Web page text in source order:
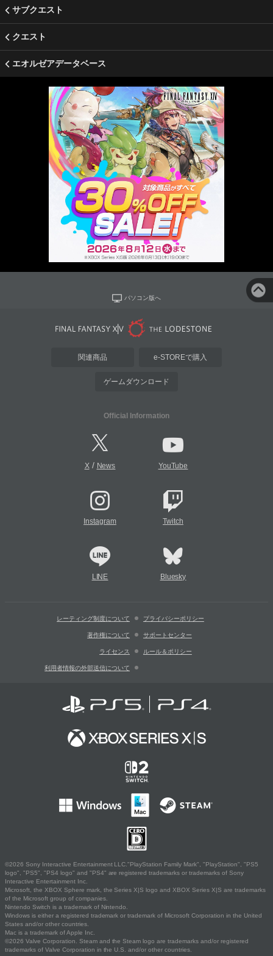
サブクエスト
クエスト
エオルゼアデータベース
パソコン版へ
関連商品 e-STOREで購入
ゲームダウンロード
Official Information
X/ News YouTube
Instagram Twitch
LINE Bluesky
レーティング制度について プライバシーポリシー
著作権について サポートセンター
ライセンス ルール＆ポリシー
利用者情報の外部送信について
©2026 Sony Interactive Entertainment LLC."PlayStation Family Mark", "PlayStation", "PS5
logo", "PS5", "PS4 logo" and "PS4" are registered trademarks or trademarks of Sony
Interactive Entertainment Inc.
Microsoft, the XBOX Sphere mark, the Series X|S logo and XBOX Series X|S are trademarks
of the Microsoft group of companies.
Nintendo Switch is a trademark of Nintendo.
Windows is either a registered trademark or trademark of Microsoft Corporation in the United
States and/or other countries.
Mac is a trademark of Apple Inc.
©2026 Valve Corporation. Steam and the Steam logo are trademarks and/or registered
trademarks of Valve Corporation in the U.S. and/or other countries.